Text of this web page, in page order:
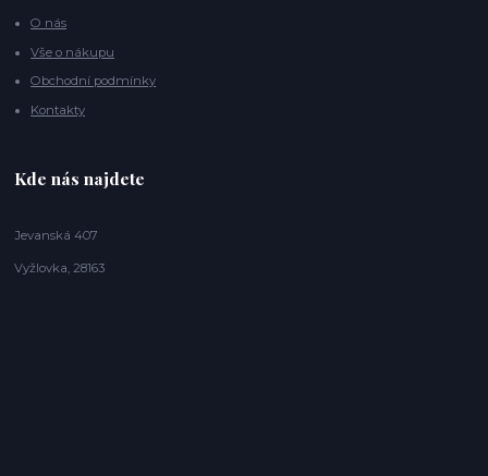
O nás
Vše o nákupu
Obchodní podmínky
Kontakty
Kde nás najdete
Jevanská 407
Vyžlovka, 28163